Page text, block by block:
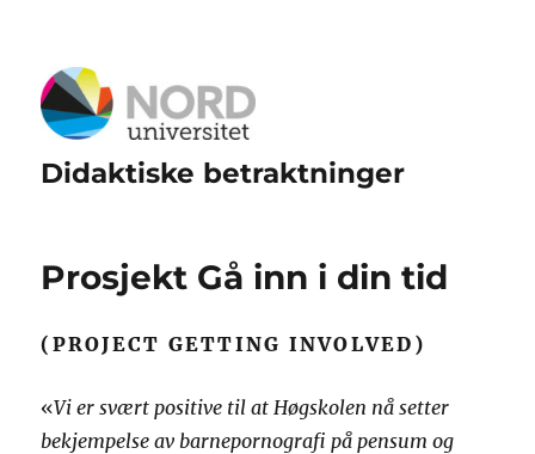
Didaktiske betraktninger
Prosjekt Gå inn i din tid
(PROJECT GETTING INVOLVED)
«Vi er svært positive til at Høgskolen nå setter
bekjempelse av barnepornografi på pensum og